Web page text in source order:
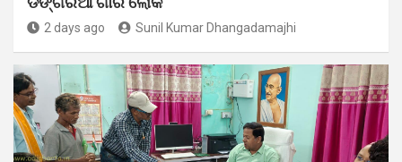
2 days ago Sunil Kumar Dhangadamajhi